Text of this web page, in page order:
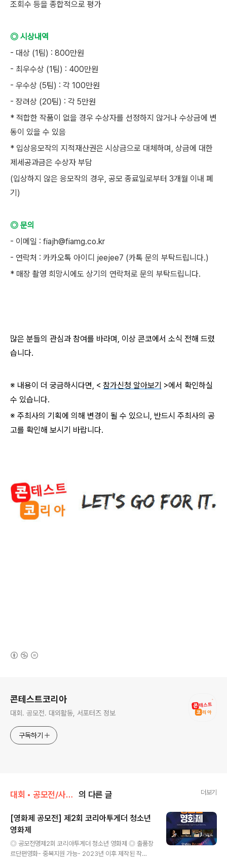
조회수 등을 종합적으로 평가
◎ 시상내역
- 대상 (1팀) : 800만원
- 최우수상 (1팀) : 400만원
- 우수상 (5팀) : 각 100만원
- 장려상 (20팀) : 각 5만원
* 적합한 작품이 없을 경우 수상자를 선정하지 않거나 수상금에 변
동이 있을 수 있음
* 입상응모작의 지적재산권은 시상금으로 대체하며, 상금에 대한
제세공과금은 수상자 부담
(입상하지 않은 응모작의 경우, 공모 종료일로부터 3개월 이내 폐
기)
◎ 문의
- 이메일 : fiajh@fiamg.co.kr
- 연락처 : 카카오톡 아이디 jeejee7 (카톡 문의 부탁드립니다.)
* 매장 촬영 희망시에도 상기의 연락처로 문의 부탁드립니다.
많은 분들의 관심과 참여를 바라며, 이상 콘코에서 소식 전해 드렸
습니다.
※ 내용이 더 궁금하시다면, < 참가신청 알아보기 >에서 확인하실
수 있습니다.
※ 주최사의 기획에 의해 변경이 될 수 있으니, 반드시 주최사의 공
고를 확인해 보시기 바랍니다.
콘테스트코리아
대회. 공모전. 대외활동, 서포터즈 정보
구독하기
대회 • 공모전/사진 • 영상 의 다른 글 더보기
[영화제 공모전] 제2회 코리아투게더 청소년
영화제
◎ 공모전명제2회 코리아투게더 청소년 영화제 ◎ 출품장
르단편영화- 중복지원 가능- 2023년 이후 제작된 작